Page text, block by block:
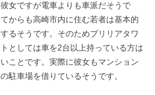
女ですが電車よりも車派だそうで
からも高崎市内に住む若者は基本的
るそうです。そのためブリリアタワ
としては車を2台以上持っている方は
ことです。実際に彼女もマンション
駐車場を借りているそうです。